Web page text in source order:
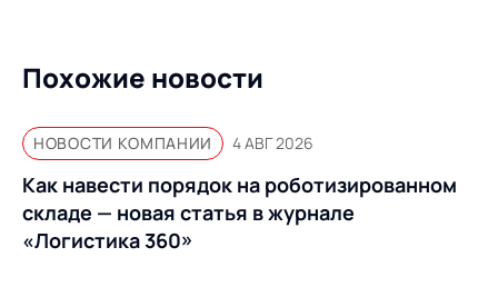
Похожие новости
НОВОСТИ КОМПАНИИ 4 АВГ 2026
Как навести порядок на роботизированном
складе — новая статья в журнале
«Логистика 360»